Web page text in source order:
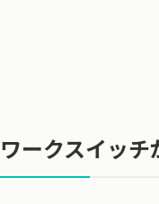
ワークスイッ